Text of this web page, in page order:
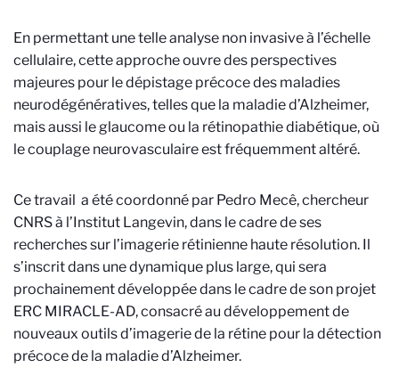
En permettant une telle analyse non invasive à l’échelle
cellulaire, cette approche ouvre des perspectives
majeures pour le dépistage précoce des maladies
neurodégénératives, telles que la maladie d’Alzheimer,
mais aussi le glaucome ou la rétinopathie diabétique, où
le couplage neurovasculaire est fréquemment altéré.
Ce travail a été coordonné par Pedro Mecê, chercheur
CNRS à l’Institut Langevin, dans le cadre de ses
recherches sur l’imagerie rétinienne haute résolution. Il
s’inscrit dans une dynamique plus large, qui sera
prochainement développée dans le cadre de son projet
ERC MIRACLE-AD, consacré au développement de
nouveaux outils d’imagerie de la rétine pour la détection
précoce de la maladie d’Alzheimer.